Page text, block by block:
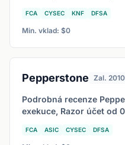
FCA CYSEC KNF DFSA
Min. vklad: $0
Pepperstone Zal. 2010
Podrobná recenze
exekuce, Razor účet od
FCA ASIC CYSEC DFSA